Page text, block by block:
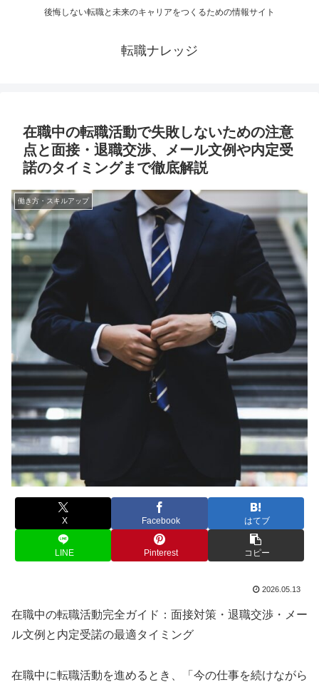
後悔しない転職と未来のキャリアをつくるための情報サイト
転職ナレッジ
在職中の転職活動で失敗しないための注意
点と面接・退職交渉、メール文例や内定受
諾のタイミングまで徹底解説
働き方・スキルアップ
X Facebook はてブ
LINE Pinterest コピー
2026.05.13
在職中の転職活動完全ガイド：面接対策・退職交渉・メー
ル文例と内定受諾の最適タイミング
在職中に転職活動を進めるとき、「今の仕事を続けながら